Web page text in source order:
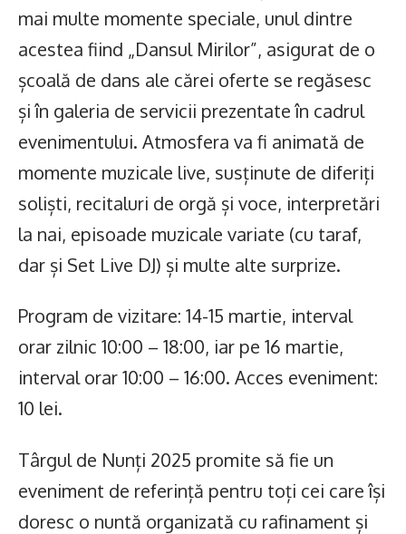
mai multe momente speciale, unul dintre
acestea fiind „Dansul Mirilor”, asigurat de o
școală de dans ale cărei oferte se regăsesc
și în galeria de servicii prezentate în cadrul
evenimentului. Atmosfera va fi animată de
momente muzicale live, susținute de diferiți
soliști, recitaluri de orgă și voce, interpretări
la nai, episoade muzicale variate (cu taraf,
dar și Set Live DJ) și multe alte surprize.
Program de vizitare: 14-15 martie, interval
orar zilnic 10:00 – 18:00, iar pe 16 martie,
interval orar 10:00 – 16:00. Acces eveniment:
10 lei.
Târgul de Nunți 2025 promite să fie un
eveniment de referință pentru toți cei care își
doresc o nuntă organizată cu rafinament și